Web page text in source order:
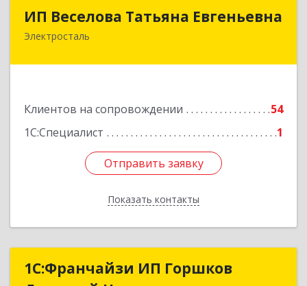
ИП Веселова Татьяна Евгеньевна
Электросталь
Клиентов на сопровождении
54
1С:Специалист
1
Отправить заявку
Показать контакты
144000, Московская обл, Электросталь г,
Отправить заявку
Назад
1С:Франчайзи ИП Горшков
1С:Франчайзи ИП Горшков